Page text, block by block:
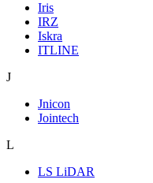
Iris
IRZ
Iskra
ITLINE
J
Jnicon
Jointech
L
LS LiDAR